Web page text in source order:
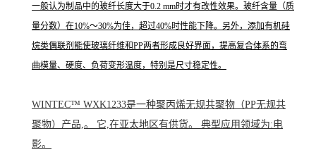
一般认为制品中的玻纤长度大于0.2 mm时才有改性效果。玻纤含量（质
量分数）在10%～30%为佳，超过40%时性能下降。另外，添加有机硅
烷类偶联剂能使玻璃纤维和PP两者形成良好界面，提高复合体系的弯
曲模量、硬度、负荷变形温度，特别是尺寸稳定性。
WINTEC™ WXK1233是一种聚丙烯无规共聚物（PP无规共
聚物）产品,。 它,在亚太地区有供货。 典型应用领域为:电
影。